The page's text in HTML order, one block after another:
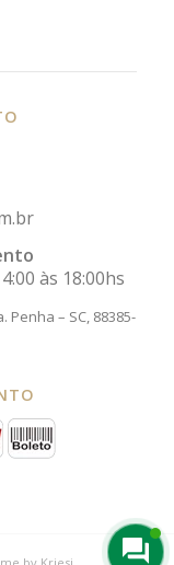
às 18:00hs
Penha – SC, 88385-